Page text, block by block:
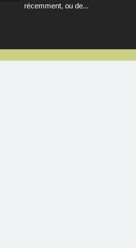
récemment, ou de...